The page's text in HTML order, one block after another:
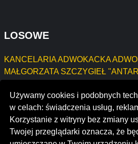
Używamy cookies i podobnych
w celach: świadczenia usług,
Korzystanie z witryny bez zmiany
Twojej przeglądarki oznacza, że
LOSOWE
KANCELARIA ADWOKACKA
MAŁGORZATA SZCZYGIEŁ
HANDLOWO - USŁUGOWA
"STUDIO FOTOGRAFICZNE" Emilia
pwp b.v.
edbstudio